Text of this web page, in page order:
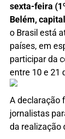
sexta-feira
Belém,
o Brasil está
países, em
participar da
entre 10 e 21
A declaração
jornalistas
da realização